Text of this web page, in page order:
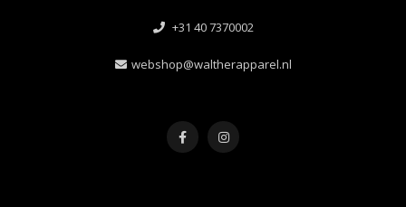
+31 40 7370002
webshop@waltherapparel.nl